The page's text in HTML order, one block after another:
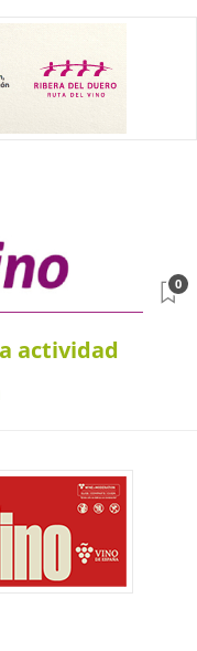
actividad
0